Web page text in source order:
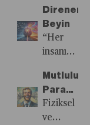
yeni
ile
denklik
ile
aktif
hale
gelmesiyle
birlikte
tartışılan
konuların
başında
istihdama
Para
Ve
Elektrikli
Araçlara
Gidiyor
hızlı
değişimi,
enerjisi
ihtiyacına
yönelik
tartışmaları
güncel
tutmaya
Direnen
Beyin
“Her
insanın
kaçmakla
direnmek
arasında
bir
Mutluluk
Para
Getirir
mi?
Fiziksel
ve